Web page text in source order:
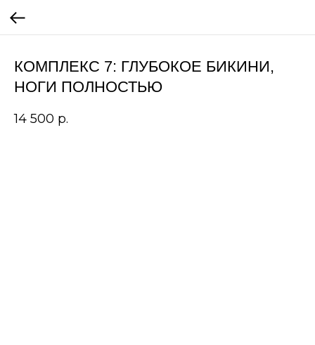
КОМПЛЕКС 7: ГЛУБОКОЕ БИКИНИ,
НОГИ ПОЛНОСТЬЮ
14 500 р.